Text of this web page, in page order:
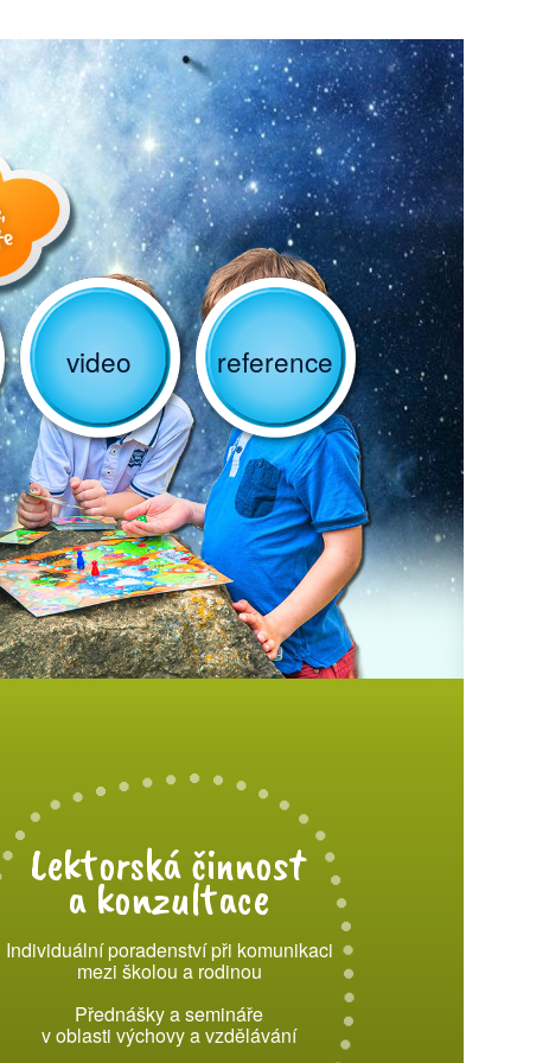
video reference
Lektorská činnost
a konzultace
Individuální poradenství při komunikaci
mezi školou a rodinou
Přednášky a semináře
v oblasti výchovy a vzdělávání